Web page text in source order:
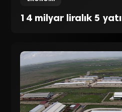
14 milyar liralık 5